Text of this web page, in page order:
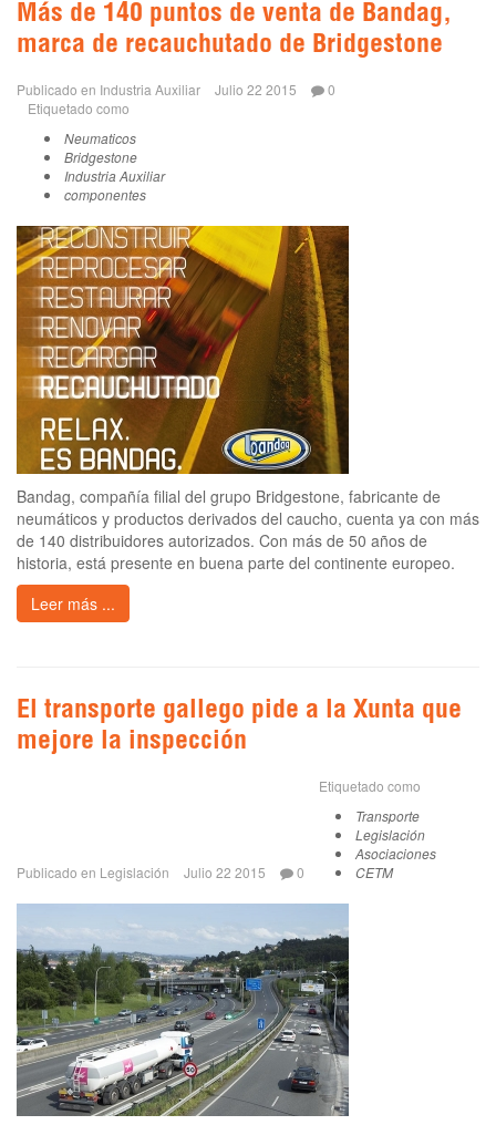
Más de 140 puntos de venta de Bandag,
marca de recauchutado de Bridgestone
Publicado en Industria Auxiliar Julio 22 2015
0
Etiquetado como
Neumaticos
Bridgestone
Industria Auxiliar
componentes
Bandag, compañía filial del grupo Bridgestone, fabricante de
neumáticos y productos derivados del caucho, cuenta ya con más
de 140 distribuidores autorizados. Con más de 50 años de
historia, está presente en buena parte del continente europeo.
Leer más ...
El transporte gallego pide a la Xunta que
mejore la inspección
Publicado en Legislación Julio 22 2015 0
Etiquetado como
Transporte
Legislación
Asociaciones
CETM